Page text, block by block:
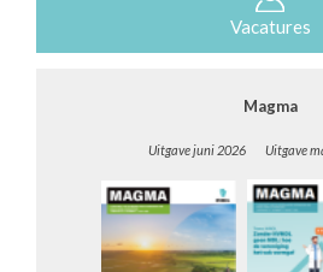
Vacatures
Magma
Uitgave juni 2026 Uitgave